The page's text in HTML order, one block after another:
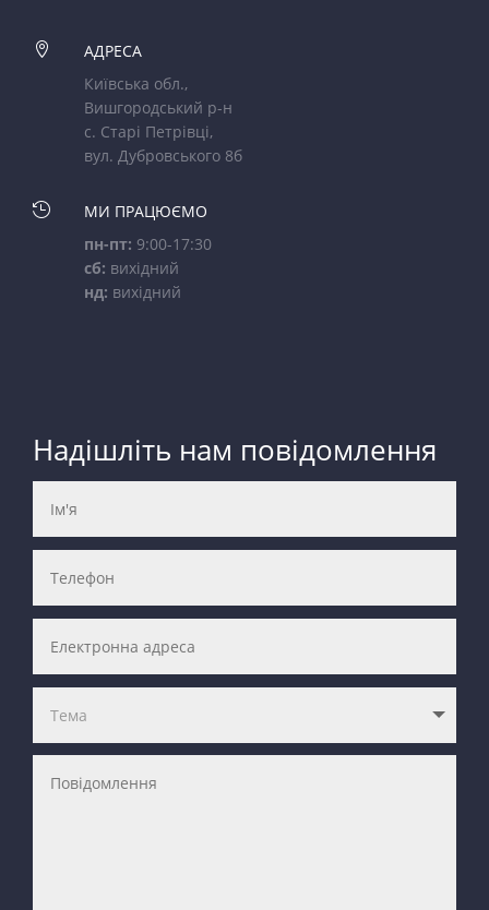

АДРЕСА
Київська обл.,
Вишгородський р-н
с. Старі Петрівці,
вул. Дубровського 8б

МИ ПРАЦЮЄМО
пн-пт: 9:00-17:30
сб: вихідний
нд: вихідний
Надішліть нам повідомлення